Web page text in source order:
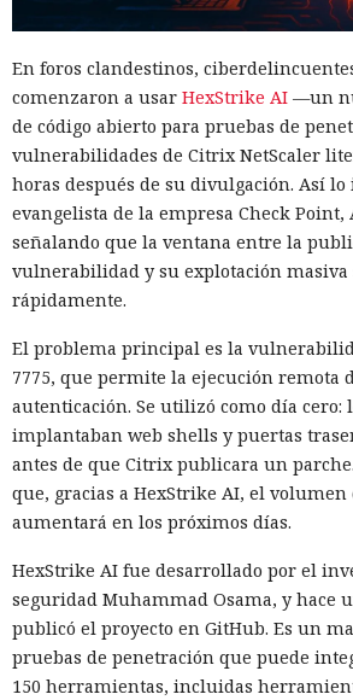
En foros clandestinos,
comenzaron a usar HexStrike AI —un
de código abierto para pruebas de
vulnerabilidades de Citrix NetScaler
horas después de su divulgación. Así
evangelista de la empresa Check
señalando que la ventana entre la
vulnerabilidad y su explotación masiva
rápidamente.
El problema principal es la
7775, que permite la ejecución remota
autenticación. Se utilizó como día cero:
implantaban web shells y puertas
antes de que Citrix publicara un
que, gracias a HexStrike AI, el volumen
aumentará en los próximos días.
HexStrike AI fue desarrollado por el
seguridad Muhammad Osama, y hace
publicó el proyecto en GitHub. Es un
pruebas de penetración que puede
150 herramientas, incluidas